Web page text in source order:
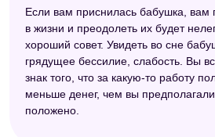
Если вам приснилась бабушка, вам
в жизни и преодолеть их будет
хороший совет. Увидеть во сне
грядущее бессилие, слабость. Вы
знак того, что за какую-то работу
меньше денег, чем вы
положено.